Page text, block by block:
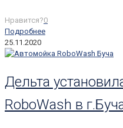
Нравится?0
Подробнее
25.11.2020
Дельта
RoboWash в